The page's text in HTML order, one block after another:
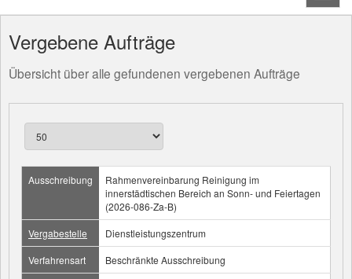
Vergebene Aufträge
Übersicht über alle gefundenen vergebenen Aufträge
Ausschreibung
Rahmenvereinbarung Reinigung im
innerstädtischen Bereich an Sonn- und Feiertagen
(2026-086-Za-B)
Vergabestelle
Dienstleistungszentrum
Verfahrensart
Beschränkte Ausschreibung